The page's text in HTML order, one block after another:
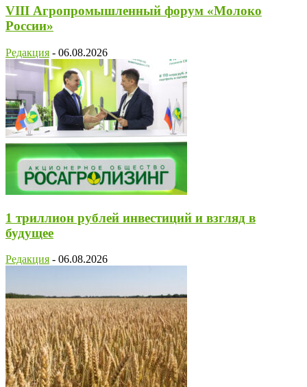
VIII Агропромышленный форум «Молоко
России»
Редакция - 06.08.2026
1 триллион рублей инвестиций и взгляд в
будущее
Редакция - 06.08.2026